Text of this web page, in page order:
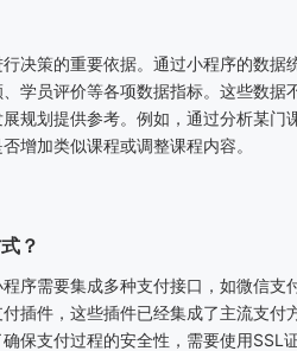
决策的重要依据。通过小程序的数据
学员评价等各项数据指标。这些数据
规划提供参考。例如，通过分析某门
增加类似课程或调整课程内容。
？
程序需要集成多种支付接口，如微信支
插件，这些插件已经集成了主流支付
保支付过程的安全性，需要使用SSL